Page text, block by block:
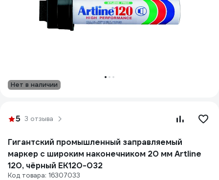
Нет в наличии
5 3 отзыва
Гигантский промышленный заправляемый
маркер с широким наконечником 20 мм Artline
120, чёрный EK120-032
Код товара: 16307033